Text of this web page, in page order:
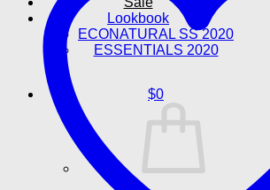
Lookbook
ECONATURAL SS 2020
ESSENTIALS 2020
$0